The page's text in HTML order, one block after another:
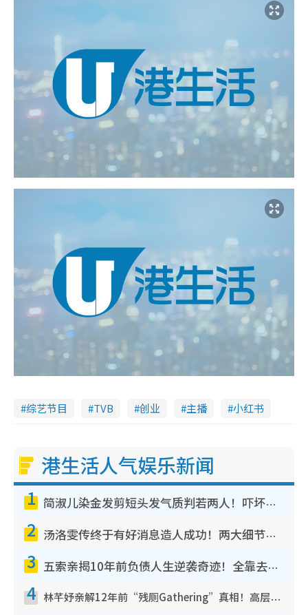
综艺节目 TVB 创业 主播 小红书
港生活人气娱乐新闻
1 简淑儿染金发剪短头发气质判若两人！吓坏老公麦大力都认不出：“你做什么？”
2 汤洛雯传终于有好消息造人成功！两大细节曝孕味极浓引猜测：大肚婆先会咁！
3 五索亲揭10年前负债人生逆袭奇迹！全靠去一地方转运后即遇上马先生
4 林芊妤亲解12年前“残厕Gathering”真相！高层解约一句话重创尊严，至今拒返TVB